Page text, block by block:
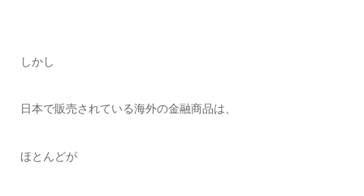
しかし
日本で販売されている海外の金融商品は、
ほとんどが